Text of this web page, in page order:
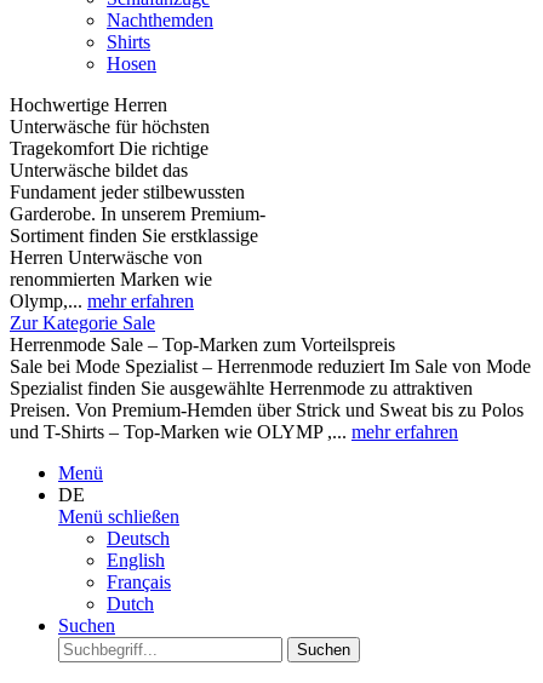
Nachthemden
Shirts
Hosen
Hochwertige Herren
Unterwäsche für höchsten
Tragekomfort Die richtige
Unterwäsche bildet das
Fundament jeder stilbewussten
Garderobe. In unserem Premium-
Sortiment finden Sie erstklassige
Herren Unterwäsche von
renommierten Marken wie
Olymp,... mehr erfahren
Zur Kategorie Sale
Herrenmode Sale – Top-Marken zum Vorteilspreis
Sale bei Mode Spezialist – Herrenmode reduziert Im Sale von Mode
Spezialist finden Sie ausgewählte Herrenmode zu attraktiven
Preisen. Von Premium-Hemden über Strick und Sweat bis zu Polos
und T-Shirts – Top-Marken wie OLYMP ,... mehr erfahren
Menü
DE
Menü schließen
Deutsch
English
Français
Dutch
Suchen
Suchen